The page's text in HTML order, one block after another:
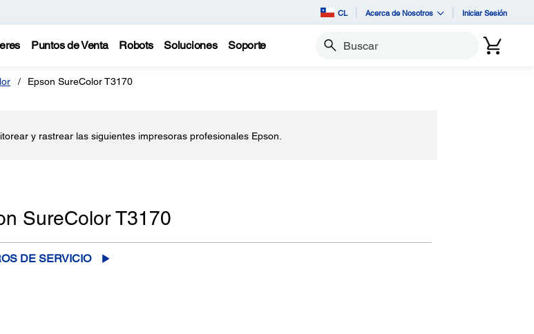
CL Acerca de Nosotros Iniciar Sesión
Puntos de Venta Robots Soluciones Soporte Buscar
Epson SureColor T3170
y rastrear las siguientes impresoras profesionales Epson.
SureColor T3170
DE SERVICIO